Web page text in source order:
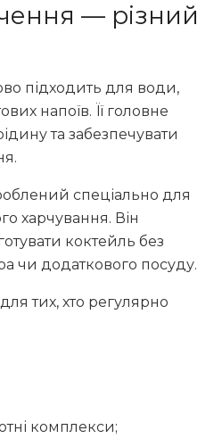
— різний
підходить для води,
напоїв. Її головне
та забезпечувати
спеціально для
харчування. Він
коктейль без
чи додаткового посуду.
тих, хто регулярно
комплекси;